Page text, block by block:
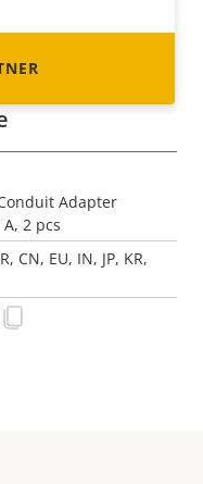
Adapter
2 pcs
CN, EU, IN, JP, KR,